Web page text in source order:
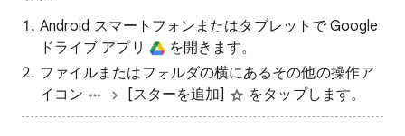
Android スマートフォンまたはタブレットで Google
ドライブ アプリ
を開きます。
ファイルまたはフォルダの横にあるその他の操作ア
イコン
[スターを追加] をタップします。